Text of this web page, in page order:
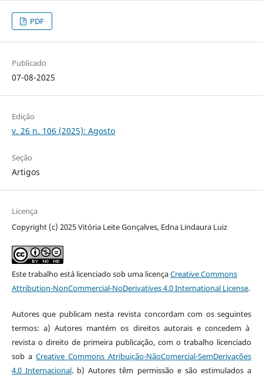
PDF
Publicado
07-08-2025
Edição
v. 26 n. 106 (2025): Agosto
Seção
Artigos
Licença
Copyright (c) 2025 Vitória Leite Gonçalves, Edna Lindaura Luiz
Este trabalho está licenciado sob uma licençaCreative Commons
Attribution-NonCommercial-NoDerivatives 4.0 International License.
Autores que publicam nesta revista concordam com os seguintes
termos: a) Autores mantém os direitos autorais e concedem à
revista o direito de primeira publicação, com o trabalho licenciado
sob a Creative Commons Atribuição-NãoComercial-SemDerivações
4.0 Internacional. b) Autores têm permissão e são estimulados a